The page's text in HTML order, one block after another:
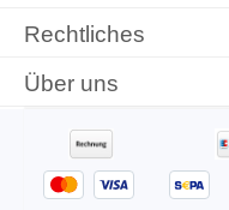
Rechtliches
Über uns